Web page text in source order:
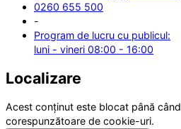
0260 655 500
-
Program de lucru cu publicul:
luni - vineri 08:00 - 16:00
Localizare
Acest conținut este blocat până
corespunzătoare de cookie-uri.